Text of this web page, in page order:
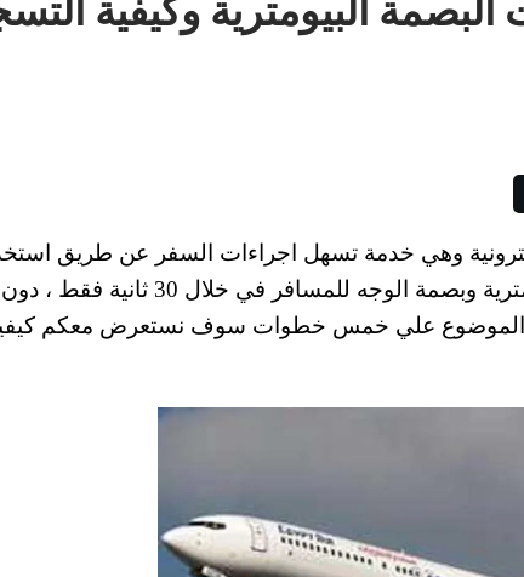
وهي خدمة تسهل اجراءات السفر عن طريق
بوابات الكترونية لفحص جواز السفر و البصمة البومترية وبصمة الوجه للمسافر في خلال 30 ثانية فقط ، دون
الموضوع علي خمس خطوات سوف نستعرض معكم